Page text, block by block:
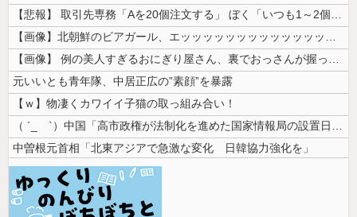
【悲報】 取引先専務「Aを20個注文する」 ぼく「いつも1～2個しか使...
【画像】北朝鮮のビアガール、エッッッッッッッッッッッッッッッッッ！
【画像】 例の美人すぎるおにぎり屋さん、裏でおっさんが握っていたｗｗｗ...
元いいとも青年隊、中居正広の”素顔”を暴露
【ｗ】物凄くカワイイ子猫の取っ組み合い！
（ ´_ゝ`）中国「高市政権が法制化を進めた国家情報局の設置日が7月3...
中曽根元首相「北東アジアで急激な変化 日韓協力強化を」